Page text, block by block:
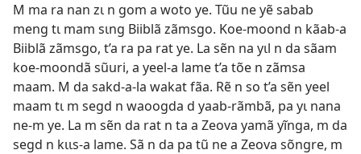
M ma ra nan zɩ n gom a woto ye. Tũu ne yẽ sabab
meng tɩ mam sɩng Biiblã zãmsgo. Koe-moond n kãab-a
Biiblã zãmsgo, t’a ra pa rat ye. La sẽn na yɩl n da sãam
koe-moondã sũuri, a yeel-a lame t’a tõe n zãmsa
maam. M da sakd-a-la wakat fãa. Rẽ n so t’a sẽn yeel
maam tɩ m segd n waoogda d yaab-rãmbã, pa yɩ nana
ne-m ye. La m sẽn da rat n ta a Zeova yamã yĩnga, m da
segd n kɩɩs-a lame. Sã n da pa tũ ne a Zeova sõngre, m